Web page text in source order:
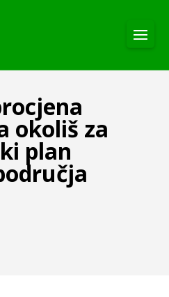
okoliš za
plan